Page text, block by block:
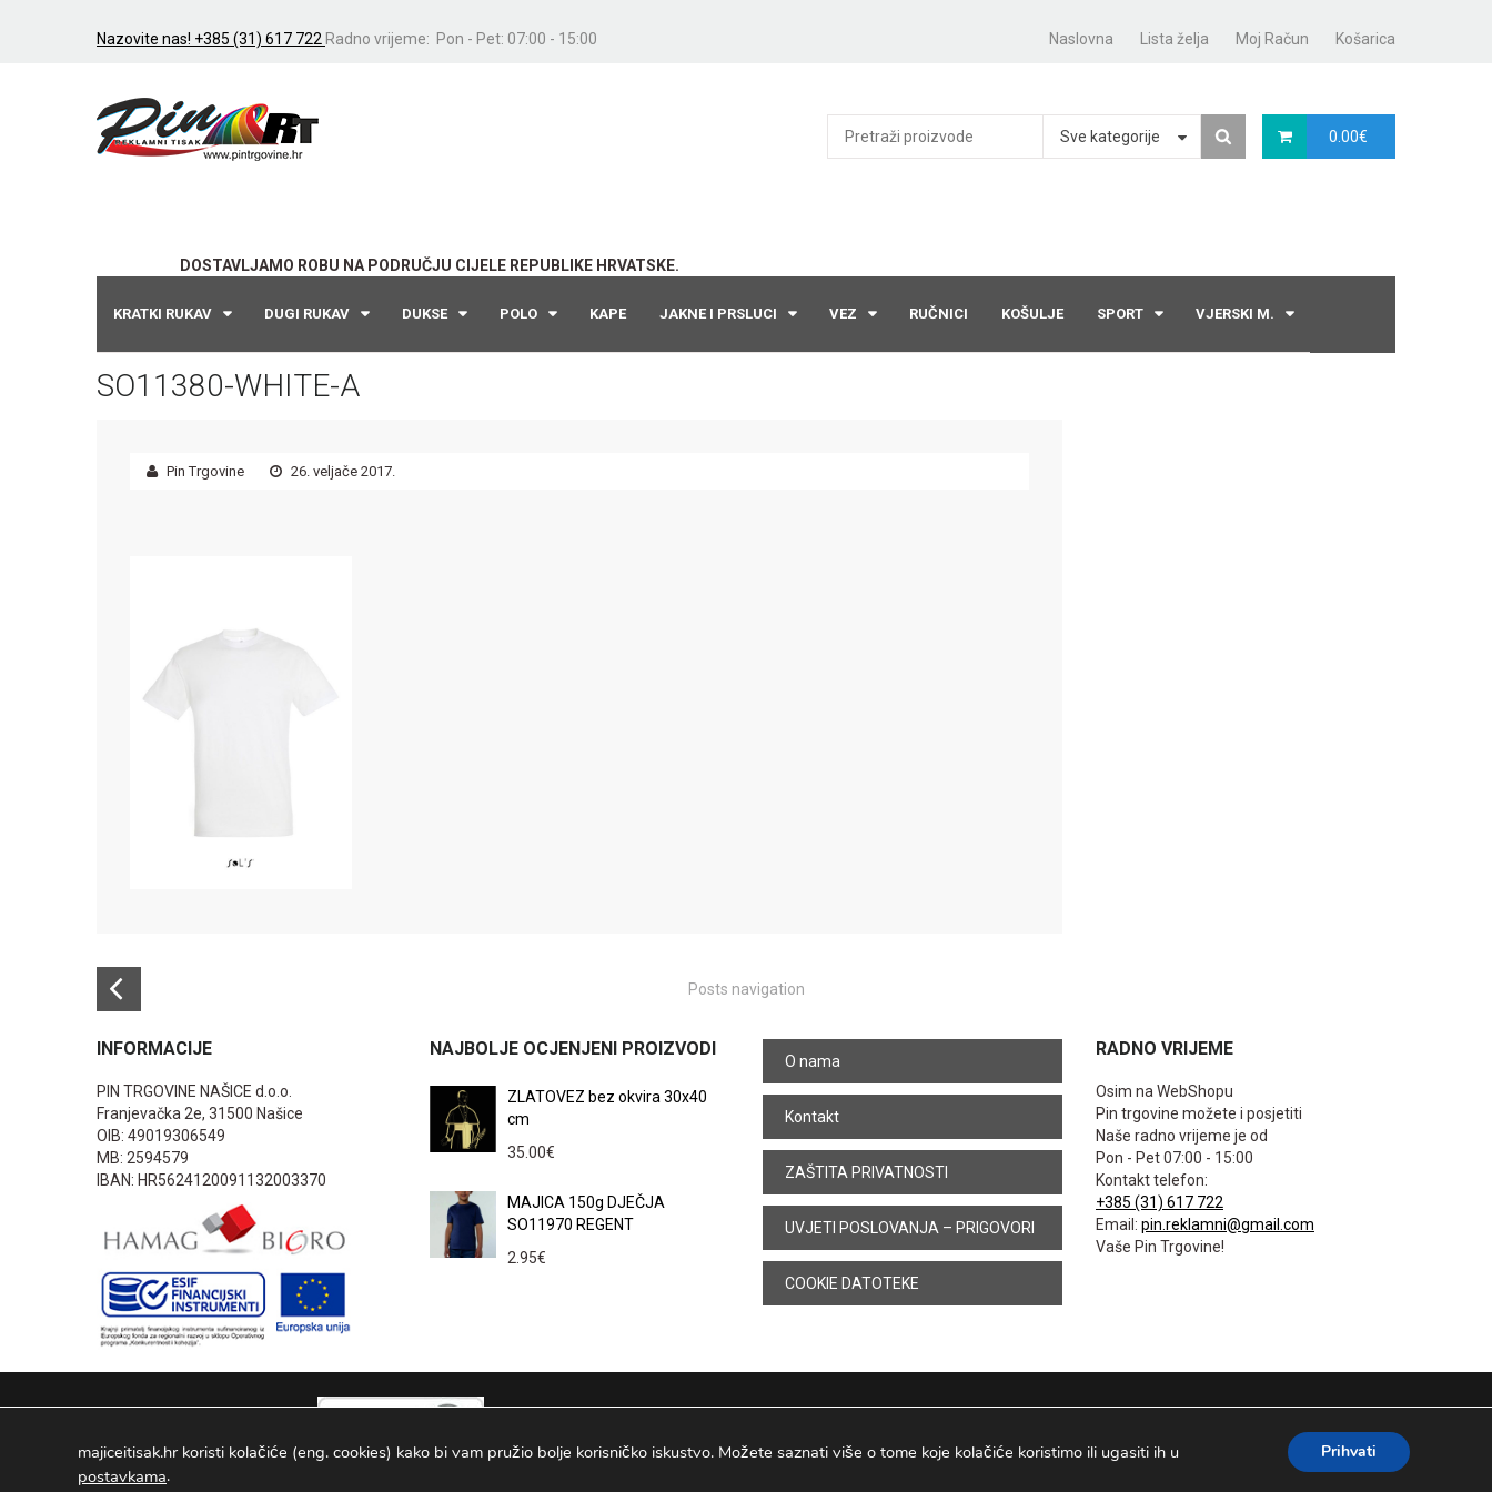
Nazovite nas! +385 (31) 617 722 Radno vrijeme: Pon - Pet: 07:00 - 15:00 Naslovna Lista želja Moj Račun Košarica
DOSTAVLJAMO ROBU NA PODRUČJU CIJELE REPUBLIKE HRVATSKE.
0.00€
Sve kategorije
KRATKI RUKAV DUGI RUKAV DUKSE POLO KAPE JAKNE I PRSLUCI VEZ RUČNICI KOŠULJE SPORT VJERSKI M.
SO11380-WHITE-A
Pin Trgovine 26. veljače 2017.
Posts navigation
INFORMACIJE
PIN TRGOVINE NAŠICE d.o.o.
Franjevačka 2e, 31500 Našice
OIB: 49019306549
MB: 2594579
IBAN: HR5624120091132003370
NAJBOLJE OCJENJENI PROIZVODI
ZLATOVEZ bez okvira 30x40
cm
35.00€
MAJICA 150g DJEČJA
SO11970 REGENT
2.95€
O nama
Kontakt
ZAŠTITA PRIVATNOSTI
UVJETI POSLOVANJA – PRIGOVORI
COOKIE DATOTEKE
RADNO VRIJEME
Osim na WebShopu
Pin trgovine možete i posjetiti
Naše radno vrijeme je od
Pon - Pet 07:00 - 15:00
Kontakt telefon:
+385 (31) 617 722
Email: pin.reklamni@gmail.com
Vaše Pin Trgovine!
PIN TRGOVINE
majiceitisak.hr koristi kolačiće (eng. cookies) kako bi vam pružio bolje korisničko iskustvo. Možete saznati više o tome koje kolačiće koristimo ili ugasiti ih u
postavkama.
Prihvati